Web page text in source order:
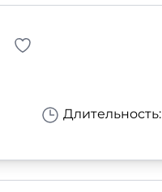
Длительность: